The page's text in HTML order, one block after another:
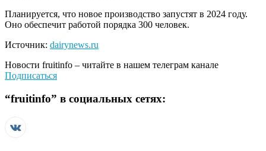
Планируется, что новое производство запустят в 2024 году.
Оно обеспечит работой порядка 300 человек.
Источник: dairynews.ru
Новости fruitinfo – читайте в нашем телеграм канале
Подписаться
“fruitinfo” в социальных сетях: